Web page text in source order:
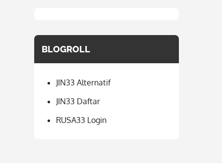
BLOGROLL
JIN33 Alternatif
JIN33 Daftar
RUSA33 Login